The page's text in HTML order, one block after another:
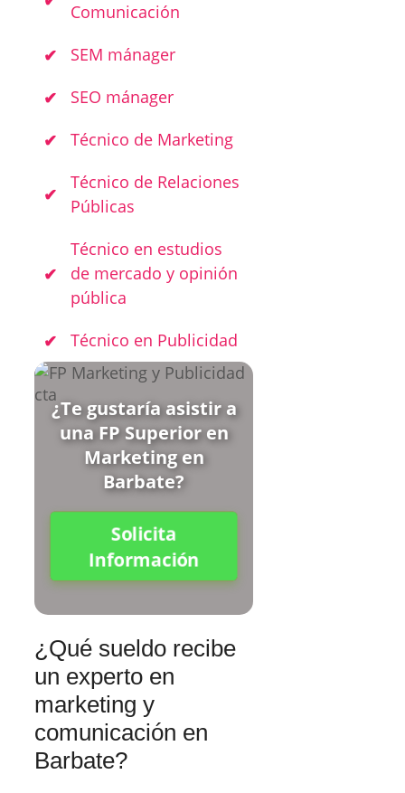
Comunicación
SEM mánager
SEO mánager
Técnico de Marketing
Técnico de Relaciones
Públicas
Técnico en estudios
de mercado y opinión
pública
Técnico en Publicidad
¿Te gustaría asistir a
una FP Superior en
Marketing en
Barbate?
Solicita
Información
¿Qué sueldo recibe
un experto en
marketing y
comunicación en
Barbate?